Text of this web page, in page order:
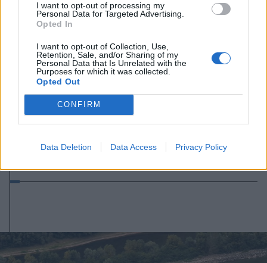
I want to opt-out of processing my
Personal Data for Targeted Advertising.
Opted In
I want to opt-out of Collection, Use,
Retention, Sale, and/or Sharing of my
Personal Data that Is Unrelated with the
Purposes for which it was collected.
Opted Out
CONFIRM
Data Deletion Data Access Privacy Policy
2026. augusztus 09., vasárnap
Mi történik most a jogosítvánnyal,
ha a sofőr nem fizeti be a